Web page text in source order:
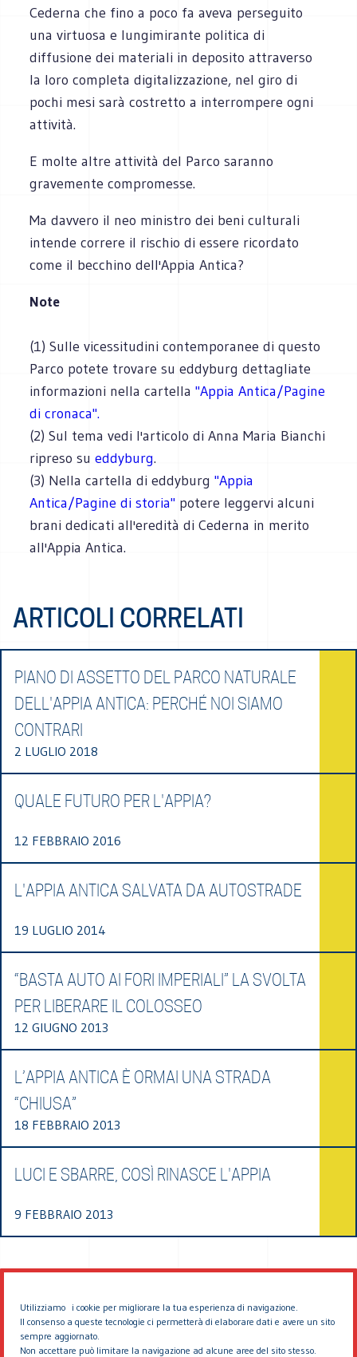
Utilizziamo i cookie per migliorare la tua esperienza di navigazione.
Il consenso a queste tecnologie ci permetterà di elaborare dati e avere un sito
sempre aggiornato.
Non accettare può limitare la navigazione ad alcune aree del sito stesso.
Cederna che fino a poco fa aveva perseguito
una virtuosa e lungimirante politica di
diffusione dei materiali in deposito attraverso
la loro completa digitalizzazione, nel giro di
pochi mesi sarà costretto a interrompere ogni
attività.
E molte altre attività del Parco saranno
gravemente compromesse.
Ma davvero il neo ministro dei beni culturali
intende correre il rischio di essere ricordato
come il becchino dell'Appia Antica?
Note
(1) Sulle vicessitudini contemporanee di questo
Parco potete trovare su eddyburg dettagliate
informazioni nella cartella"Appia Antica/Pagine
di cronaca".
(2) Sul tema vedi l'articolo di Anna Maria Bianchi
ripreso sueddyburg.
(3) Nella cartella di eddyburg"Appia
Antica/Pagine di storia" potere leggervi alcuni
brani dedicati all'eredità di Cederna in merito
all'Appia Antica.
ARTICOLI CORRELATI
PIANO DI ASSETTO DEL PARCO NATURALE
DELL'APPIA ANTICA: PERCHÉ NOI SIAMO
CONTRARI
2 LUGLIO 2018
QUALE FUTURO PER L'APPIA?
12 FEBBRAIO 2016
L'APPIA ANTICA SALVATA DA AUTOSTRADE
19 LUGLIO 2014
“BASTA AUTO AI FORI IMPERIALI” LA SVOLTA
PER LIBERARE IL COLOSSEO
12 GIUGNO 2013
L’APPIA ANTICA È ORMAI UNA STRADA
“CHIUSA”
18 FEBBRAIO 2013
LUCI E SBARRE, COSÌ RINASCE L'APPIA
9 FEBBRAIO 2013